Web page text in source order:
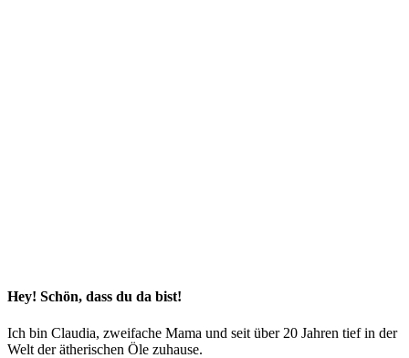
Hey! Schön, dass du da bist!
Ich bin Claudia, zweifache Mama und seit über 20 Jahren tief in der
Welt der ätherischen Öle zuhause.